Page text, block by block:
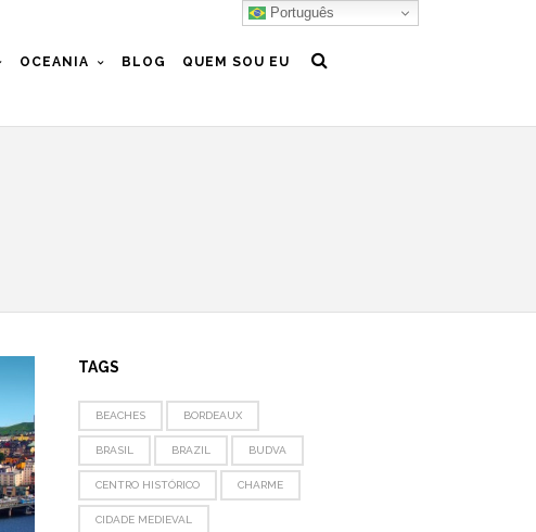
OCEANIA BLOG QUEM SOU EU
TAGS
BEACHES BORDEAUX
BRASIL BRAZIL BUDVA
CENTRO HISTÓRICO CHARME
CIDADE MEDIEVAL
Português